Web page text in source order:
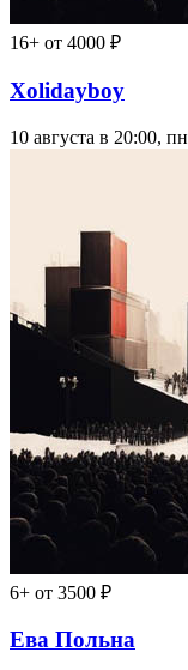
16+ от 4000 ₽
Xolidayboy
10 августа в 20:00, пн
6+ от 3500 ₽
Ева Польна